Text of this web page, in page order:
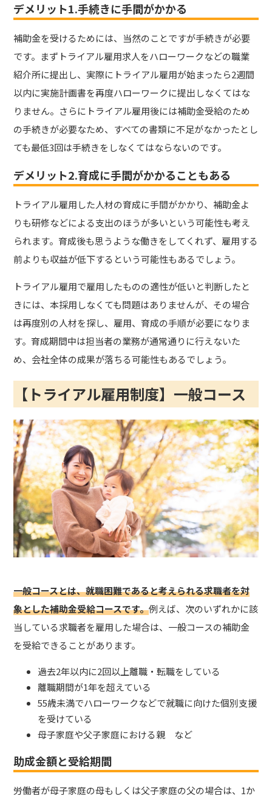
デメリット1.手続きに手間がかかる
補助金を受けるためには、当然のことですが手続きが必要
です。まずトライアル雇用求人をハローワークなどの職業
紹介所に提出し、実際にトライアル雇用が始まったら2週間
以内に実施計画書を再度ハローワークに提出しなくてはな
りません。さらにトライアル雇用後には補助金受給のため
の手続きが必要なため、すべての書類に不足がなかったとし
ても最低3回は手続きをしなくてはならないのです。
デメリット2.育成に手間がかかることもある
トライアル雇用した人材の育成に手間がかかり、補助金よ
りも研修などによる支出のほうが多いという可能性も考え
られます。育成後も思うような働きをしてくれず、雇用する
前よりも収益が低下するという可能性もあるでしょう。
トライアル雇用で雇用したものの適性が低いと判断したと
きには、本採用しなくても問題はありませんが、その場合
は再度別の人材を探し、雇用、育成の手順が必要になりま
す。育成期間中は担当者の業務が通常通りに行えないた
め、会社全体の成果が落ちる可能性もあるでしょう。
【トライアル雇用制度】一般コース
一般コースとは、就職困難であると考えられる求職者を対
象とした補助金受給コースです。例えば、次のいずれかに該
当している求職者を雇用した場合は、一般コースの補助金
を受給できることがあります。
過去2年以内に2回以上離職・転職をしている
離職期間が1年を超えている
55歳未満でハローワークなどで就職に向けた個別支援
を受けている
母子家庭や父子家庭における親 など
助成金額と受給期間
労働者が母子家庭の母もしくは父子家庭の父の場合は、1か